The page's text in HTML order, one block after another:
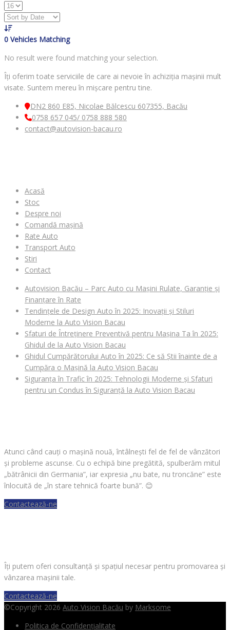
0 Vehicles Matching
No result were found matching your selection.
Îți oferim toate serviciile de care ai nevoie în achiziția mașinii mult
visate. Suntem mereu în mișcare pentru tine.
DN2 860 E85, Nicolae Bălcescu 607355, Bacău
0758 657 045/ 0758 888 580
contact@autovision-bacau.ro
Acasă
Stoc
Despre noi
Comandă mașină
Rate Auto
Transport Auto
Stiri
Contact
Autovision Bacău – Parc Auto cu Mașini Rulate, Garanție și
Finanțare în Rate
Tendințele de Design Auto în 2025: Inovații și Stiluri
Moderne la Auto Vision Bacau
Sfaturi de Întreținere Preventivă pentru Mașina Ta în 2025:
Ghidul de la Auto Vision Bacau
Ghidul Cumpărătorului Auto în 2025: Ce să Știi înainte de a
Cumpăra o Mașină la Auto Vision Bacau
Siguranța în Trafic în 2025: Tehnologii Moderne și Sfaturi
pentru un Condus în Siguranță la Auto Vision Bacau
Atunci când cauți o mașină nouă, întâlnești fel de fel de vânzători
și probleme ascunse. Cu o echipă bine pregătită, spulberăm mitul
„bătrânicii din Germania”, iar expresia „nu bate, nu troncăne” este
înlocuită de „în stare tehnică foarte bună”. 😊
Contactează-ne
Îți putem oferi consultanță și spațiul necesar pentru promovarea și
vânzarea mașinii tale.
Contactează-ne
©Copyright 2026 Auto Vision Bacău by Marksome
Politica de Confidențialitate